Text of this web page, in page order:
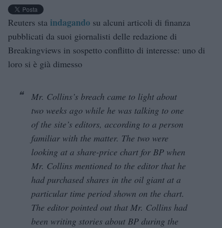
Reuters sta indagando su alcuni articoli di finanza
pubblicati da suoi giornalisti delle redazione di
Breakingviews in sospetto conflitto di interesse: uno di
loro si è già dimesso
Mr. Collins’s breach came to light about
two weeks ago while he was talking to one
of the site’s editors, according to a person
familiar with the matter. The two were
looking at a share-price chart for BP when
Mr. Collins mentioned to the editor that he
had purchased shares in the oil giant at a
particular time period shown on the chart.
The editor pointed out that Mr. Collins had
been writing stories about BP during the